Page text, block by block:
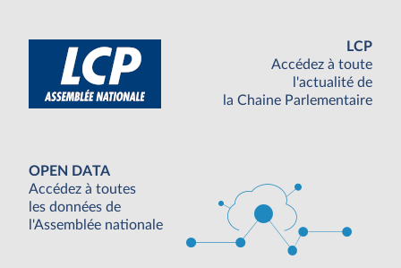
LCP
Accédez à toute
l'actualité de
la Chaine Parlementaire
OPEN DATA
Accédez à toutes
les données de
l'Assemblée nationale